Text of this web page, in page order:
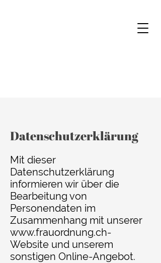
Datenschutzerklärung
Mit dieser
Datenschutzerklärung
informieren wir über die
Bearbeitung von
Personendaten im
Zusammenhang mit unserer
www.frauordnung.ch-
Website und unserem
sonstigen Online-Angebot.